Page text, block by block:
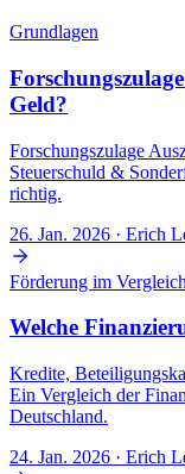
Grundlagen
Geld?
Forschungszulage
Steuerschuld &
richtig.
26. Jan. 2026 · Erich
Förderung im Vergleich
Welche
Kredite,
Ein Vergleich der
Deutschland.
24. Jan. 2026 · Erich